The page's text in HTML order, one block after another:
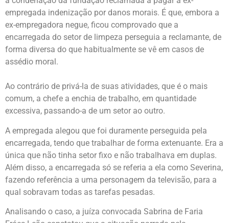
empregada indenização por danos morais. É que, embora a
ex-empregadora negue, ficou comprovado que a
encarregada do setor de limpeza perseguia a reclamante, de
forma diversa do que habitualmente se vê em casos de
assédio moral.
Ao contrário de privá-la de suas atividades, que é o mais
comum, a chefe a enchia de trabalho, em quantidade
excessiva, passando-a de um setor ao outro.
A empregada alegou que foi duramente perseguida pela
encarregada, tendo que trabalhar de forma extenuante. Era a
única que não tinha setor fixo e não trabalhava em duplas.
Além disso, a encarregada só se referia a ela como Severina,
fazendo referência a uma personagem da televisão, para a
qual sobravam todas as tarefas pesadas.
Analisando o caso, a juíza convocada Sabrina de Faria